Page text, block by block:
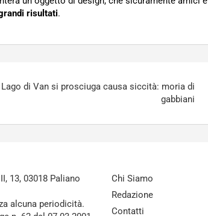
risultati.
Lago di Van si prosciuga causa siccità: moria di
gabbiani
13, 03018 Paliano
alcuna periodicità.
Chi Siamo
Redazione
Contatti